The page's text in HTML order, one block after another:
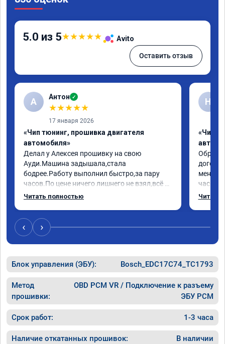
5.0 из 5★★★★★ Avito
Оставить отзыв
А Антон ✓
★★★★★
17 января 2026
«Чип тюнинг, прошивка двигателя
автомобиля»
Делал у Алексея прошивку на свою
Ауди.Машина задышала,стала
бодрее.Работу выполнил быстро,за пару
часов.По цене ничего лишнего не взял,всё
как договаривались заранее.После работы
случае поломки авто.Однозначно
рекомендую Алексея как грамотного
специалиста!
Читать полностью
Н
«Чип
меня
час
Арман
Читать
‹ ›
Блок управления (ЭБУ): Bosch_EDC17C74_TC1793
Метод
прошивки:
OBD PCM VR / Подключение к разъему
ЭБУ PCM
Срок работ: 1-3 часа
Наличие откатанных прошивок: В наличии